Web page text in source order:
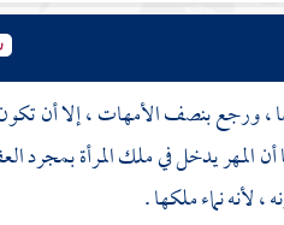
، ورجع بنصف الأمهات ، إلا أن
يدخل في ملك المرأة بمجرد
، لأنه نماء ملكها .